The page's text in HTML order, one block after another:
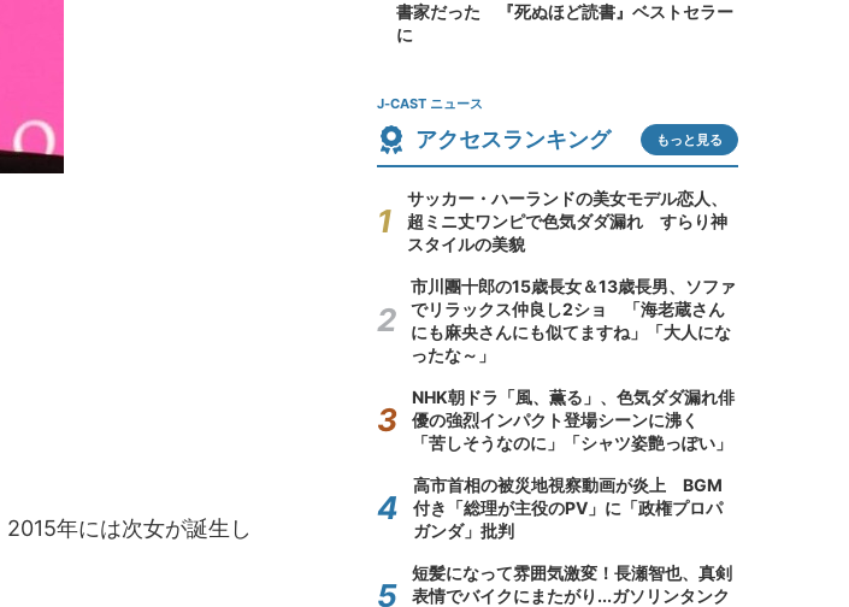
年には次女が誕生し
書家だった 『死ぬほど読書』ベストセラー
に
J-CAST ニュース
アクセスランキング もっと見る
サッカー・ハーランドの美女モデル恋人、
超ミニ丈ワンピで色気ダダ漏れ すらり神
スタイルの美貌
市川團十郎の15歳長女＆13歳長男、ソファ
でリラックス仲良し2ショ 「海老蔵さん
にも麻央さんにも似てますね」「大人にな
ったな～」
NHK朝ドラ「風、薫る」、色気ダダ漏れ俳
優の強烈インパクト登場シーンに沸く
「苦しそうなのに」「シャツ姿艶っぽい」
高市首相の被災地視察動画が炎上 BGM
付き「総理が主役のPV」に「政権プロパ
ガンダ」批判
短髪になって雰囲気激変！長瀬智也、真剣
表情でバイクにまたがり...ガソリンタンク